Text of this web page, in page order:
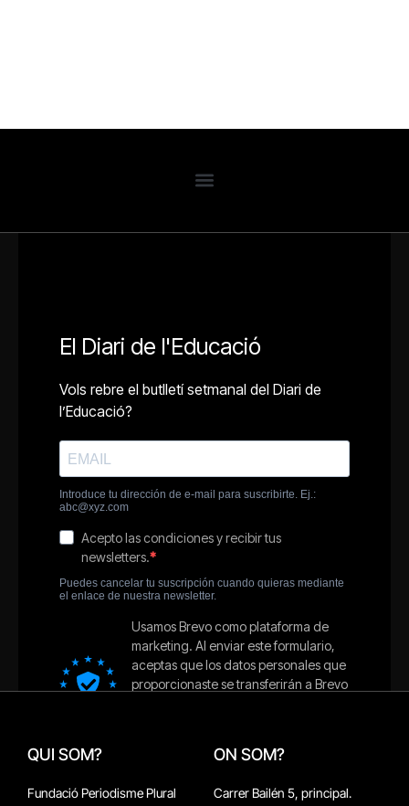
QUI SOM?
Fundació Periodisme Plural
ON SOM?
Carrer Bailén 5, principal.